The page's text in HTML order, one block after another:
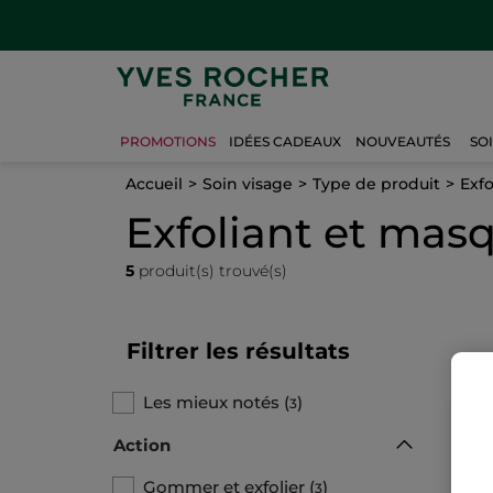
PROMOTIONS IDÉES CADEAUX NOUVEAUTÉS
Accueil Soin visage Type de produit
Exfoliant et
5 produit(s) trouvé(s)
Filtrer les résultats
Les mieux notés (3)
Action
Gommer et exfolier (3)